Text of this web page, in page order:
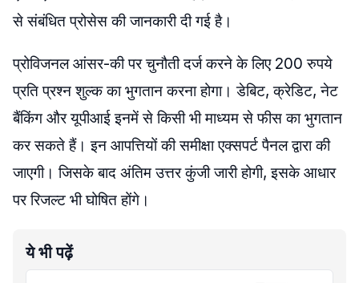
से संबंधित प्रोसेस की जानकारी दी गई है।
प्रोविजनल आंसर-की पर चुनौती दर्ज करने के लिए 200 रुपये
प्रति प्रश्न शुल्क का भुगतान करना होगा। डेबिट, क्रेडिट, नेट
बैंकिंग और यूपीआई इनमें से किसी भी माध्यम से फीस का भुगतान
कर सकते हैं। इन आपत्तियों की समीक्षा एक्सपर्ट पैनल द्वारा की
जाएगी। जिसके बाद अंतिम उत्तर कुंजी जारी होगी, इसके आधार
पर रिजल्ट भी घोषित होंगे।
ये भी पढ़ें